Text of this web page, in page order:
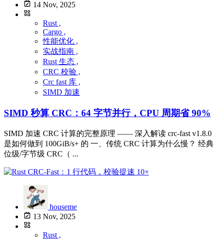
14 Nov, 2025
Rust ,
Cargo ,
性能优化 ,
实战指南 ,
Rust 生态 ,
CRC 校验 ,
Crc fast 库 ,
SIMD 加速
SIMD 秒算 CRC：64 字节并行，CPU 周期省 90%
SIMD 加速 CRC 计算的完整原理 —— 深入解读 crc-fast v1.8.0
是如何做到 100GiB/s+ 的 一、传统 CRC 计算为什么慢？ 经典
位级/字节级 CRC（ ...
houseme
13 Nov, 2025
Rust ,